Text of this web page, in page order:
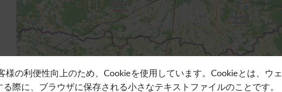
様の利便性向上のため、Cookieを使用しています。Cookieとは、ウェ
際に、ブラウザに保存される小さなテキストファイルのことです。